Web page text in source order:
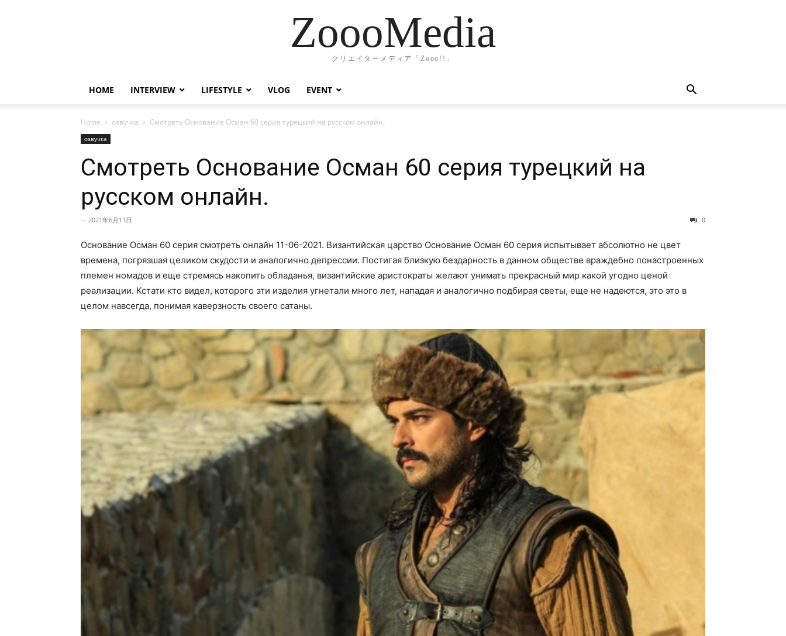
ZoooMedia
クリエイターメディア「Zooo!!」
HOME INTERVIEW LIFESTYLE VLOG EVENT
Home озвучка Смотреть Основание Осман 60 серия турецкий на русском онлайн.
озвучка
Смотреть Основание Осман 60 серия турецкий на
русском онлайн.
- 2021年6月11日 0
Основание Осман 60 серия смотреть онлайн 11-06-2021. Византийская царство Основание Осман 60 серия испытывает абсолютно не цвет
времена, погрязшая целиком скудости и аналогично депрессии. Постигая близкую бездарность в данном обществе враждебно понастроенных
племен номадов и еще стремясь накопить обладанья, византийские аристократы желают унимать прекрасный мир какой угодно ценой
реализации. Кстати кто видел, которого эти изделия угнетали много лет, нападая и аналогично подбирая светы, еще не надеются, это это в
целом навсегда, понимая каверзность своего сатаны.